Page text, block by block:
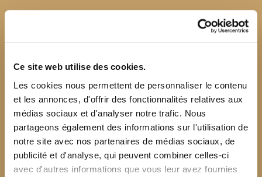
Ce site web utilise des cookies.
Les cookies nous permettent de personnaliser le contenu
et les annonces, d'offrir des fonctionnalités relatives aux
médias sociaux et d'analyser notre trafic. Nous
partageons également des informations sur l'utilisation de
notre site avec nos partenaires de médias sociaux, de
publicité et d'analyse, qui peuvent combiner celles-ci
avec d'autres informations que vous leur avez fournies